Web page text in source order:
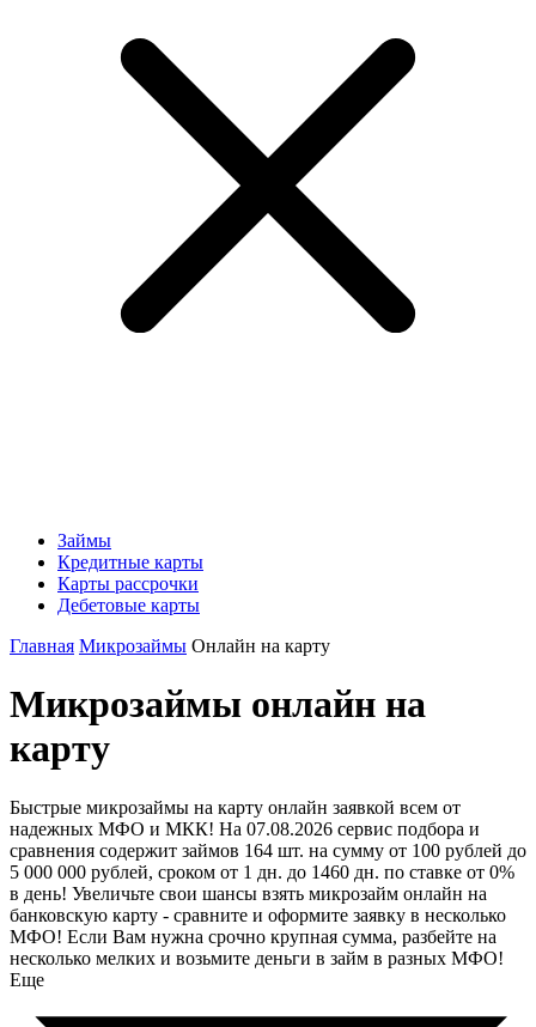
Займы
Кредитные карты
Карты рассрочки
Дебетовые карты
Главная Микрозаймы Онлайн на карту
Микрозаймы онлайн на
карту
Быстрые микрозаймы на карту онлайн заявкой всем от
надежных МФО и МКК! На 07.08.2026 сервис подбора и
сравнения содержит займов 164 шт. на сумму от 100 рублей до
5 000 000 рублей, сроком от 1 дн. до 1460 дн. по ставке от 0%
в день! Увеличьте свои шансы взять микрозайм онлайн на
банковскую карту - сравните и оформите заявку в несколько
МФО! Если Вам нужна срочно крупная сумма, разбейте на
несколько мелких и возьмите деньги в займ в разных МФО!
Еще